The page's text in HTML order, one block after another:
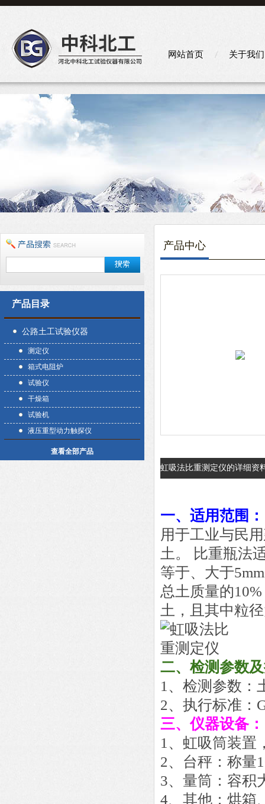
网站首页 关于我们
产品目录
公路土工试验仪器
测定仪
箱式电阻炉
试验仪
干燥箱
试验机
液压重型动力触探仪
查看全部产品
产品中心
虹吸法比重测定仪的详细资
一、适用范围
用于工业与民
土。 比重瓶法
等于、大于
总土质量的
土，且其中粒
二、检测参数
1 、 检测参数：
2、 执行标准：
三、仪器设备：
1、虹吸筒装置
2、台秤：称量
3、量筒：容积
4、其他：烘箱